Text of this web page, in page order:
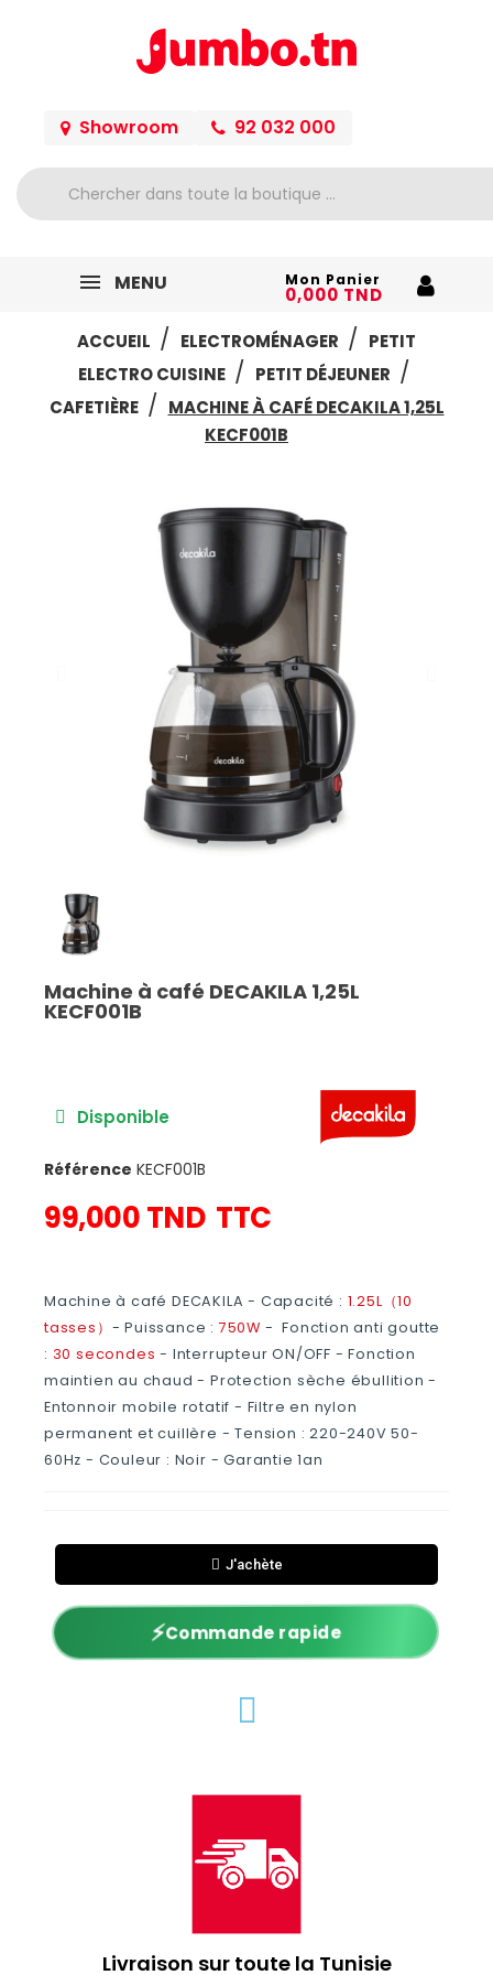
Showroom 92 032 000
MENU Mon Panier
0,000 TND
ACCUEIL
ELECTROMÉNAGER
PETIT
ELECTRO CUISINE
PETIT DÉJEUNER
CAFETIÈRE
MACHINE À CAFÉ DECAKILA 1,25L
KECF001B
Machine à café DECAKILA 1,25L
KECF001B
Disponible
Référence KECF001B
99,000 TND TTC
Machine à café DECAKILA - Capacité : 1.25L（10
tasses） - Puissance : 750W - Fonction anti goutte
: 30 secondes - Interrupteur ON/OFF - Fonction
maintien au chaud - Protection sèche ébullition -
Entonnoir mobile rotatif - Filtre en nylon
permanent et cuillère - Tension : 220-240V 50-
60Hz - Couleur : Noir - Garantie 1an
J'achète
⚡Commande rapide
Livraison sur toute la Tunisie